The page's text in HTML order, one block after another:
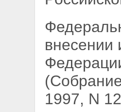
внесении
1997, N